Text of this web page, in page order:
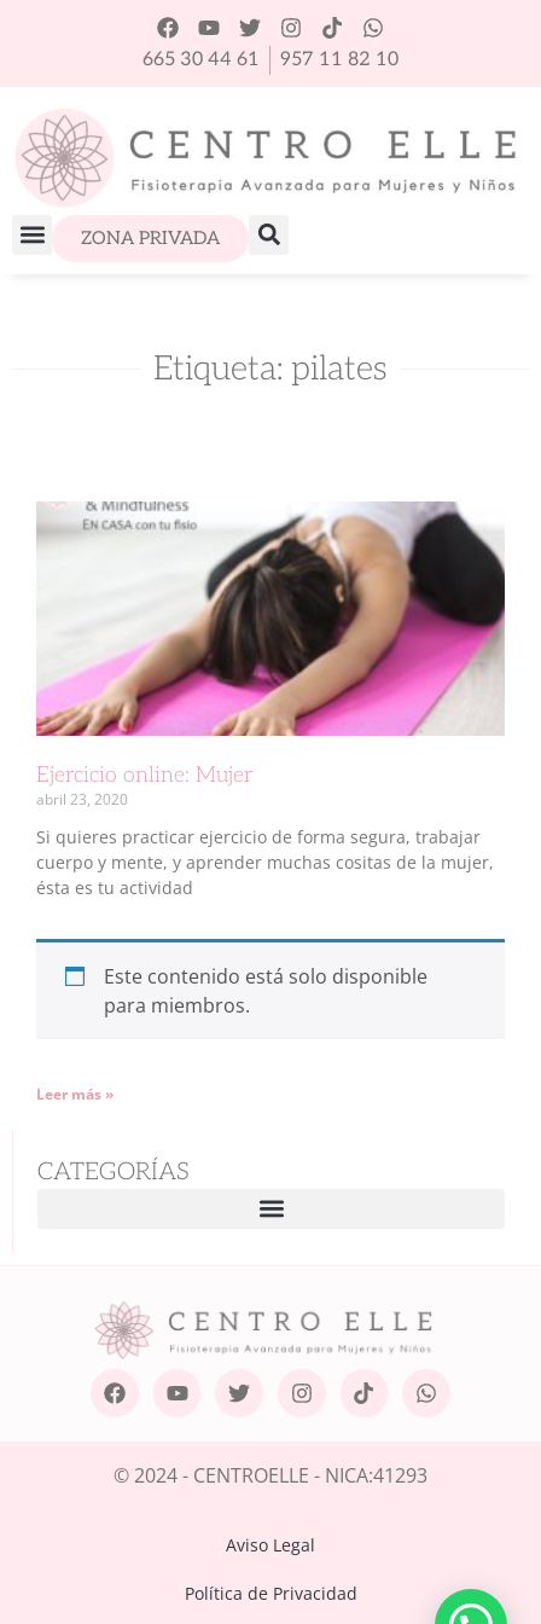
665 30 44 61 957 11 82 10
ZONA PRIVADA
Etiqueta: pilates
Ejercicio online: Mujer
abril 23, 2020
Si quieres practicar ejercicio de forma segura, trabajar
cuerpo y mente, y aprender muchas cositas de la mujer,
ésta es tu actividad
Este contenido está solo disponible
para miembros.
Leer más »
CATEGORÍAS
© 2024 - CENTROELLE - NICA:41293
Aviso Legal
Política de Privacidad